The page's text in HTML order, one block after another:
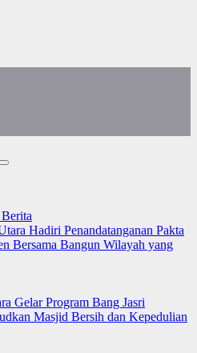
Hadiri Penandatanganan Pakta
Bersama Bangun Wilayah yang
Gelar Program Bang Jasri
Masjid Bersih dan Kepedulian